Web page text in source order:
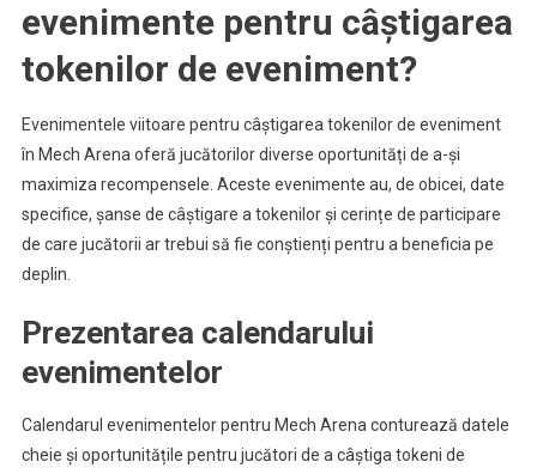
evenimente pentru câștigarea
tokenilor de eveniment?
Evenimentele viitoare pentru câștigarea tokenilor de eveniment
în Mech Arena oferă jucătorilor diverse oportunități de a-și
maximiza recompensele. Aceste evenimente au, de obicei, date
specifice, șanse de câștigare a tokenilor și cerințe de participare
de care jucătorii ar trebui să fie conștienți pentru a beneficia pe
deplin.
Prezentarea calendarului
evenimentelor
Calendarul evenimentelor pentru Mech Arena conturează datele
cheie și oportunitățile pentru jucători de a câștiga tokeni de